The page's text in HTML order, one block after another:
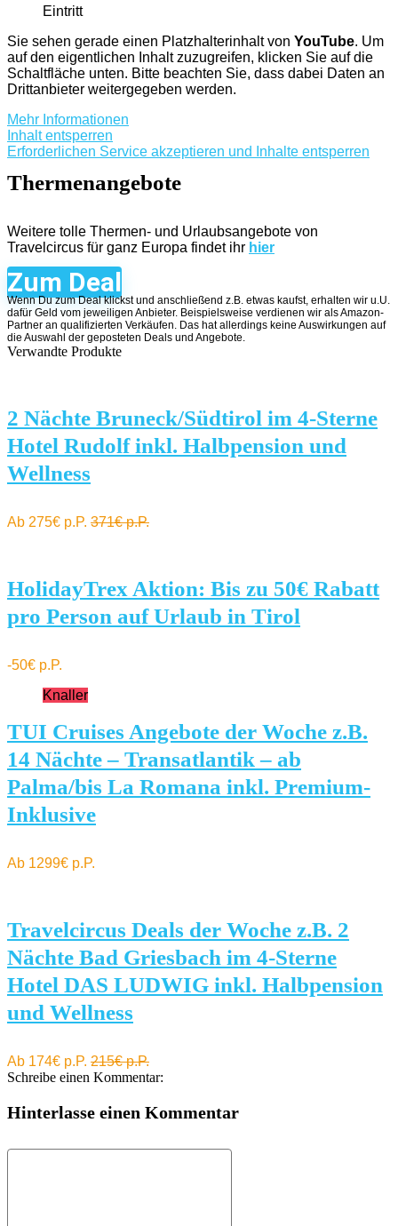
Eintritt
Sie sehen gerade einen Platzhalterinhalt von YouTube. Um
auf den eigentlichen Inhalt zuzugreifen, klicken Sie auf die
Schaltfläche unten. Bitte beachten Sie, dass dabei Daten an
Drittanbieter weitergegeben werden.
Mehr Informationen
Inhalt entsperren
Erforderlichen Service akzeptieren und Inhalte entsperren
Thermenangebote
Weitere tolle Thermen- und Urlaubsangebote von
Travelcircus für ganz Europa findet ihr hier
Zum Deal
Wenn Du zum Deal klickst und anschließend z.B. etwas kaufst, erhalten wir u.U.
dafür Geld vom jeweiligen Anbieter. Beispielsweise verdienen wir als Amazon-
Partner an qualifizierten Verkäufen. Das hat allerdings keine Auswirkungen auf
die Auswahl der geposteten Deals und Angebote.
Verwandte Produkte
2 Nächte Bruneck/Südtirol im 4-Sterne
Hotel Rudolf inkl. Halbpension und
Wellness
Ab 275€ p.P. 371€ p.P.
HolidayTrex Aktion: Bis zu 50€ Rabatt
pro Person auf Urlaub in Tirol
-50€ p.P.
Knaller
TUI Cruises Angebote der Woche z.B.
14 Nächte – Transatlantik – ab
Palma/bis La Romana inkl. Premium-
Inklusive
Ab 1299€ p.P.
Travelcircus Deals der Woche z.B. 2
Nächte Bad Griesbach im 4-Sterne
Hotel DAS LUDWIG inkl. Halbpension
und Wellness
Ab 174€ p.P. 215€ p.P.
Schreibe einen Kommentar:
Hinterlasse einen Kommentar